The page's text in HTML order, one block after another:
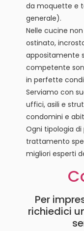
da moquette e
generale).
Nelle cucine
ostinato,
appositamente
competente
in perfette
Serviamo con
uffici, asili e
condomini e
Ogni tipologia
trattamento
migliori esperti
Per
richiedici